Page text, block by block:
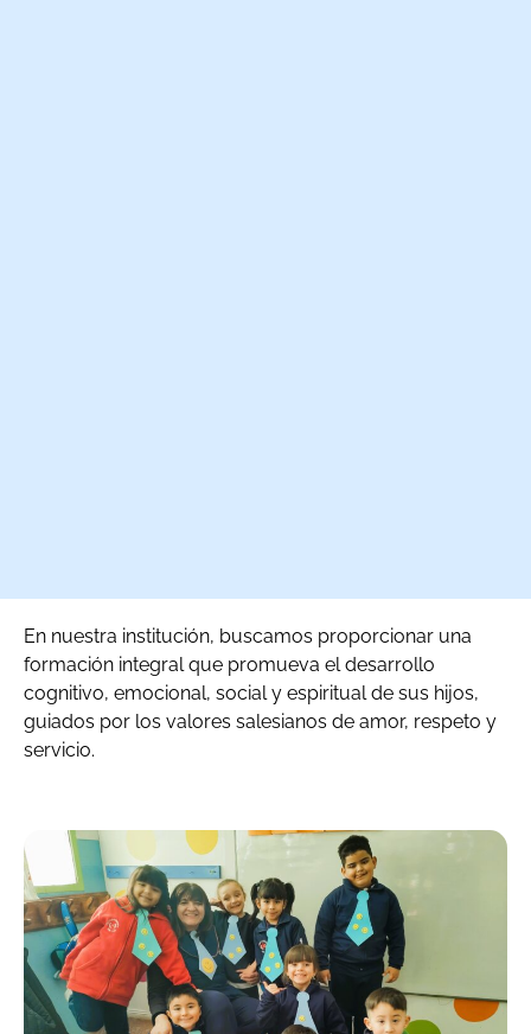
En nuestra institución, buscamos proporcionar una
formación integral que promueva el desarrollo
cognitivo, emocional, social y espiritual de sus hijos,
guiados por los valores salesianos de amor, respeto y
servicio.